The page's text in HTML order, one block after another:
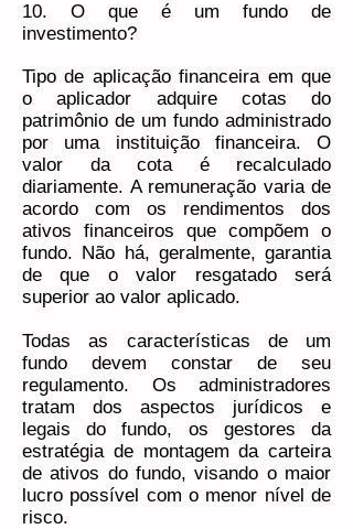
10. O que é um fundo de
investimento?
Tipo de aplicação financeira em que
o aplicador adquire cotas do
patrimônio de um fundo administrado
por uma instituição financeira. O
valor da cota é recalculado
diariamente. A remuneração varia de
acordo com os rendimentos dos
ativos financeiros que compõem o
fundo. Não há, geralmente, garantia
de que o valor resgatado será
superior ao valor aplicado.
Todas as características de um
fundo devem constar de seu
regulamento. Os administradores
tratam dos aspectos jurídicos e
legais do fundo, os gestores da
estratégia de montagem da carteira
de ativos do fundo, visando o maior
lucro possível com o menor nível de
risco.